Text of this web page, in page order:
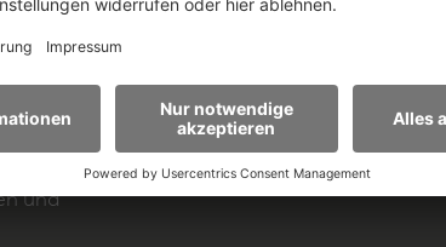
zu
und
E-Mail-Adresse*